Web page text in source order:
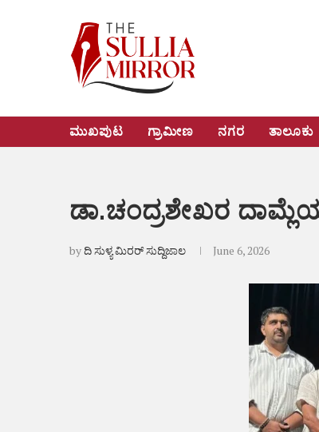
ಮುಖಪುಟ ಗ್ರಾಮೀಣ ನಗರ ತಾಲೂಕು
ಡಾ.ಚಂದ್ರಶೇಖರ
byದಿ ಸುಳ್ಯ ಮಿರರ್ ಸುದ್ದಿಜಾಲ June 6, 2026